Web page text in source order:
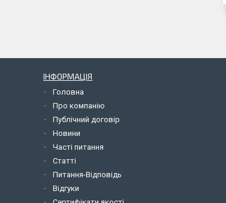
ІНФОРМАЦІЯ
Головна
Про компанію
Публічний договір
Новини
Часті питання
Статті
Питання-Відповідь
Відгуки